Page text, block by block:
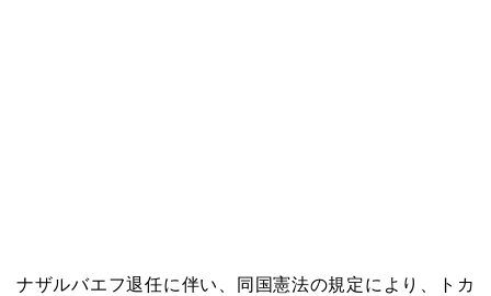
ナザルバエフ退任に伴い、同国憲法の規定により、トカ